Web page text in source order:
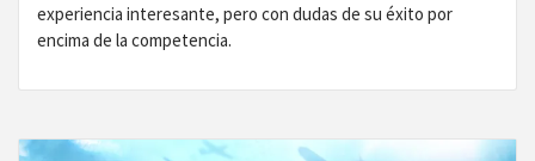
experiencia interesante, pero con dudas de su éxito por
encima de la competencia.